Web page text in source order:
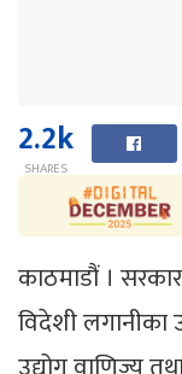
2.2k
SHARES
काठमाडौं ।
विदेशी लगानीका